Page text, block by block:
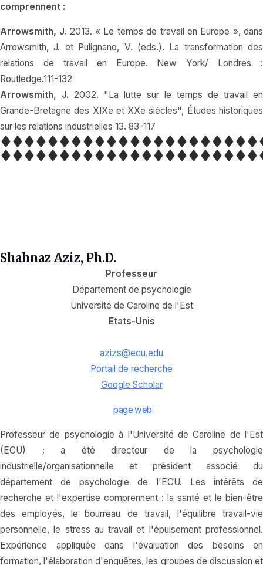
comprennent :
Arrowsmith, J. 2013. « Le temps de travail en Europe », dans
Arrowsmith, J. et Pulignano, V. (eds.). La transformation des
relations de travail en Europe. New York/ Londres :
Routledge.111-132
Arrowsmith, J. 2002. "La lutte sur le temps de travail en
Grande-Bretagne des XIXe et XXe siècles", Études historiques
sur les relations industrielles 13. 83-117
Shahnaz Aziz, Ph.D.
Professeur
Département de psychologie
Université de Caroline de l'Est
Etats-Unis
azizs@ecu.edu
Portail de recherche
Google Scholar
page web
Professeur de psychologie à l'Université de Caroline de l'Est
(ECU) ; a été directeur de la psychologie
industrielle/organisationnelle et président associé du
département de psychologie de l'ECU. Les intérêts de
recherche et l'expertise comprennent : la santé et le bien-être
des employés, le bourreau de travail, l'équilibre travail-vie
personnelle, le stress au travail et l'épuisement professionnel.
Expérience appliquée dans l'évaluation des besoins en
formation, l'élaboration d'enquêtes, les groupes de discussion et